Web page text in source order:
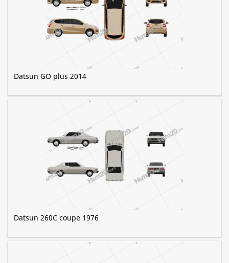
Datsun GO plus 2014
Datsun 260C coupe 1976